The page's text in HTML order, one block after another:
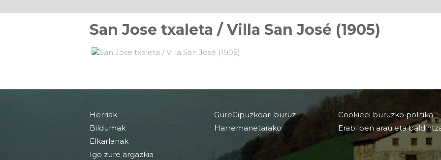
San Jose txaleta / Villa San José (1905)
Herriak
Bildumak
Elkarlanak
Igo zure argazkia
GureGipuzkoari buruz
Harremanetarako
Cookieei buruzko politika
Erabilpen arau eta